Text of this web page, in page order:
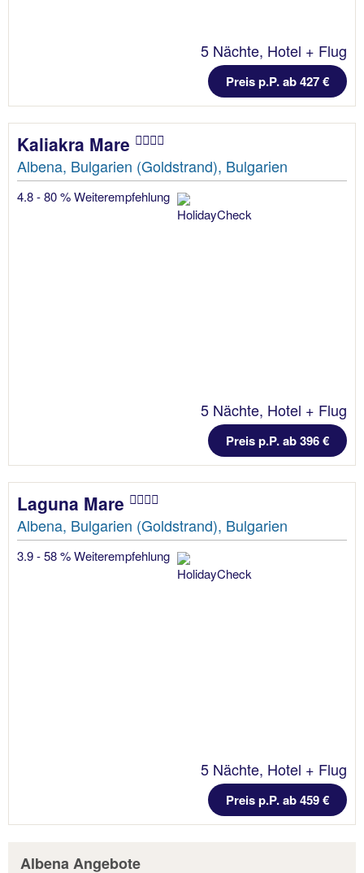
5 Nächte, Hotel + Flug
Preis p.P. ab 427 €
Kaliakra Mare
Albena, Bulgarien (Goldstrand), Bulgarien
4.8 - 80 % Weiterempfehlung
5 Nächte, Hotel + Flug
Preis p.P. ab 396 €
Laguna Mare
Albena, Bulgarien (Goldstrand), Bulgarien
3.9 - 58 % Weiterempfehlung
5 Nächte, Hotel + Flug
Preis p.P. ab 459 €
Albena Angebote